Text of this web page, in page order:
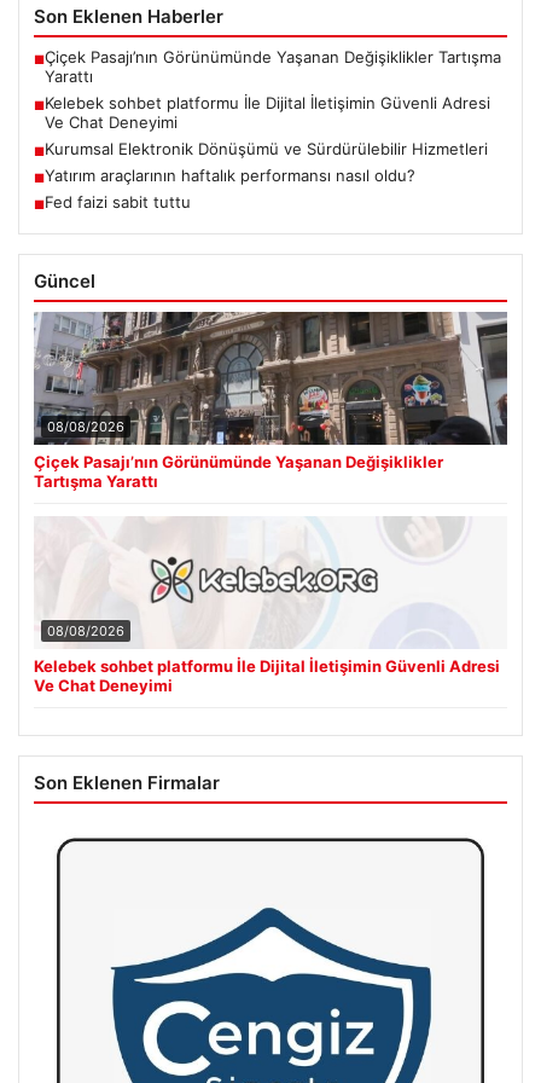
Son Eklenen Haberler
■Çiçek Pasajı’nın Görünümünde Yaşanan Değişiklikler Tartışma
Yarattı
■Kelebek sohbet platformu İle Dijital İletişimin Güvenli Adresi
Ve Chat Deneyimi
■Kurumsal Elektronik Dönüşümü ve Sürdürülebilir Hizmetleri
■Yatırım araçlarının haftalık performansı nasıl oldu?
■Fed faizi sabit tuttu
Güncel
08/08/2026
Çiçek Pasajı’nın Görünümünde Yaşanan Değişiklikler
Tartışma Yarattı
08/08/2026
Kelebek sohbet platformu İle Dijital İletişimin Güvenli Adresi
Ve Chat Deneyimi
Son Eklenen Firmalar